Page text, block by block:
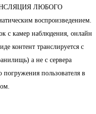
ЛЮБОГО
воспроизведением.
с камер наблюдения, онлайн
контент транслируется с
а не с сервера
погружения пользователя в